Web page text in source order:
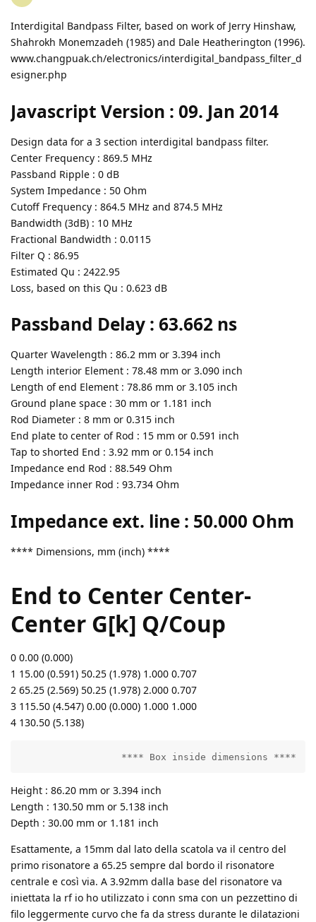
Interdigital Bandpass Filter, based on work of Jerry Hinshaw,
Shahrokh Monemzadeh (1985) and Dale Heatherington (1996).
www.changpuak.ch/electronics/interdigital_bandpass_filter_d
esigner.php
Javascript Version : 09. Jan 2014
Design data for a 3 section interdigital bandpass filter.
Center Frequency : 869.5 MHz
Passband Ripple : 0 dB
System Impedance : 50 Ohm
Cutoff Frequency : 864.5 MHz and 874.5 MHz
Bandwidth (3dB) : 10 MHz
Fractional Bandwidth : 0.0115
Filter Q : 86.95
Estimated Qu : 2422.95
Loss, based on this Qu : 0.623 dB
Passband Delay : 63.662 ns
Quarter Wavelength : 86.2 mm or 3.394 inch
Length interior Element : 78.48 mm or 3.090 inch
Length of end Element : 78.86 mm or 3.105 inch
Ground plane space : 30 mm or 1.181 inch
Rod Diameter : 8 mm or 0.315 inch
End plate to center of Rod : 15 mm or 0.591 inch
Tap to shorted End : 3.92 mm or 0.154 inch
Impedance end Rod : 88.549 Ohm
Impedance inner Rod : 93.734 Ohm
Impedance ext. line : 50.000 Ohm
**** Dimensions, mm (inch) ****
End to Center Center-
Center G[k] Q/Coup
0 0.00 (0.000)
1 15.00 (0.591) 50.25 (1.978) 1.000 0.707
2 65.25 (2.569) 50.25 (1.978) 2.000 0.707
3 115.50 (4.547) 0.00 (0.000) 1.000 1.000
4 130.50 (5.138)
                  **** Box inside dimensions ****
Height : 86.20 mm or 3.394 inch
Length : 130.50 mm or 5.138 inch
Depth : 30.00 mm or 1.181 inch
Esattamente, a 15mm dal lato della scatola va il centro del
primo risonatore a 65.25 sempre dal bordo il risonatore
centrale e così via. A 3.92mm dalla base del risonatore va
iniettata la rf io ho utilizzato i conn sma con un pezzettino di
filo leggermente curvo che fa da stress durante le dilatazioni